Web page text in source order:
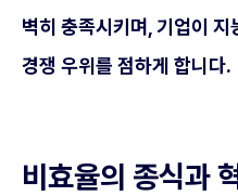
벽히 충족시키며, 기업이 지
경쟁 우위를 점하게 합니다.
비효율의 종식과